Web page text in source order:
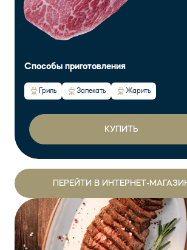
Способы приготовления
Гриль Запекать Жарить
КУПИТЬ
ПЕРЕЙТИ В ИНТЕРНЕТ-